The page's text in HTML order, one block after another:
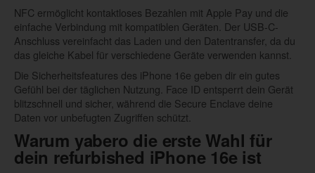
NFC ermöglicht kontaktloses Bezahlen mit Apple Pay und die
einfache Verbindung mit kompatiblen Geräten. Der USB-C-
Anschluss vereinfacht das Laden und den Datentransfer, da du
das gleiche Kabel für verschiedene Geräte verwenden kannst.
Die Sicherheitsfeatures des iPhone 16e geben dir ein gutes
Gefühl bei der täglichen Nutzung. Face ID entsperrt dein Gerät
blitzschnell und sicher, während die Secure Enclave deine
Daten vor unbefugten Zugriffen schützt.
Warum yabero die erste Wahl für
dein refurbished iPhone 16e ist